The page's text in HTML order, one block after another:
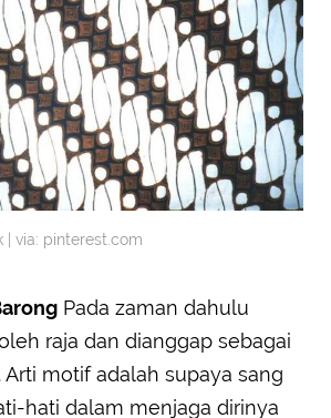
| via: pinterest.com
Pada zaman dahulu
raja dan dianggap sebagai
Arti motif adalah supaya sang
hati dalam menjaga dirinya